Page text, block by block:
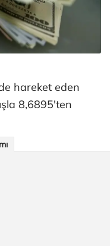
hareket eden
8,6895'ten